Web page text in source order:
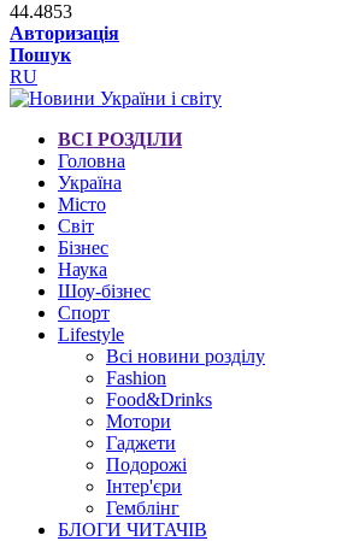
44.4853
Авторизація
Пошук
RU
ВСІ РОЗДІЛИ
Головна
Україна
Місто
Світ
Бізнес
Наука
Шоу-бізнес
Спорт
Lifestyle
Всі новини розділу
Fashion
Food&Drinks
Мотори
Гаджети
Подорожі
Інтер'єри
Гемблінг
БЛОГИ ЧИТАЧІВ